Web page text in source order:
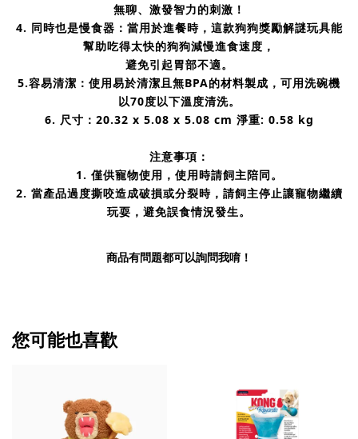
無聊、激發智力的刺激！
4. 同時也是慢食器：當用於進餐時，這款狗狗獎勵解謎玩具能
幫助吃得太快的狗狗減慢進食速度，
避免引起胃部不適。
5.容易清潔：使用易於清潔且無BPA的材料製成，可用洗碗機
以70度以下溫度清洗。
6. 尺寸： 20.32 x 5.08 x 5.08 cm 淨重: 0.58 kg
注意事項：
1. 僅供寵物使用，使用時請飼主陪同。
2. 當產品過度撕咬造成破損或分裂時，請飼主停止讓寵物繼續
玩耍，避免誤食情況發生。
商品有問題都可以詢問我唷！
您可能也喜歡